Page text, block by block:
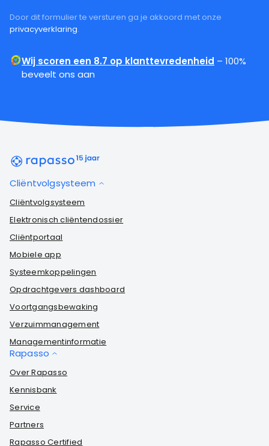
Door dit formulier te versturen ga je akkoord met onze
privacyverklaring.
Wij scoren een 8.7 op klanttevredenheid – 100%
beveelt ons aan
Cliëntvolgsysteem
Cliëntvolgsysteem
Elektronisch cliëntendossier
Cliëntportaal
Mobiele app
Systeemkoppelingen
Opdrachtgevers dashboard
Voortgangsbewaking
Verzuimmanagement
Managementinformatie
Rapasso
Over Rapasso
Kennisbank
Service
Partners
Rapasso Certified